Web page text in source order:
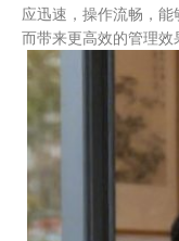
应迅速，操作流畅，
而带来更高效的管理效